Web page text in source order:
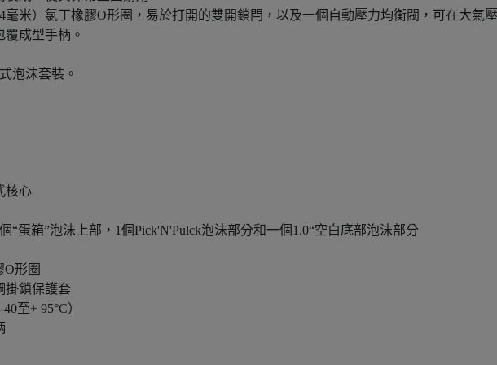
毫米）氯丁橡膠O形圈，易於打開的雙開鎖閂，以及一個自動壓力均衡閥，可在大氣
成型手柄。
泡沫套裝。
核心
“蛋箱”泡沫上部，1個Pick'N'Pulck泡沫部分和一個1.0“空白底部泡沫部分
O形圈
掛鎖保護套
至+ 95°C）